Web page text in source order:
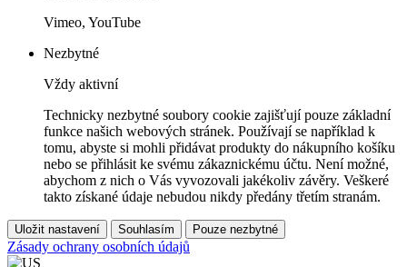
Vimeo, YouTube
Nezbytné
Vždy aktivní
Technicky nezbytné soubory cookie zajišťují pouze základní
funkce našich webových stránek. Používají se například k
tomu, abyste si mohli přidávat produkty do nákupního košíku
nebo se přihlásit ke svému zákaznickému účtu. Není možné,
abychom z nich o Vás vyvozovali jakékoliv závěry. Veškeré
takto získané údaje nebudou nikdy předány třetím stranám.
Uložit nastavení Souhlasím Pouze nezbytné
Zásady ochrany osobních údajů